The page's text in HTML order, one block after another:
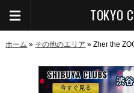
TOKYO
ホーム » その他のエリア » Zher the